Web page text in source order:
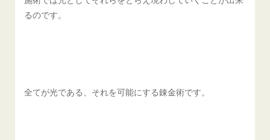
るのです。
全てが光である、それを可能にする錬金術です。